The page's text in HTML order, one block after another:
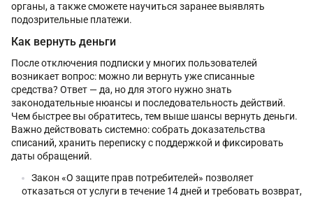
органы, а также сможете научиться заранее выявлять
подозрительные платежи.
Как вернуть деньги
После отключения подписки у многих пользователей
возникает вопрос: можно ли вернуть уже списанные
средства? Ответ — да, но для этого нужно знать
законодательные нюансы и последовательность действий.
Чем быстрее вы обратитесь, тем выше шансы вернуть деньги.
Важно действовать системно: собрать доказательства
списаний, хранить переписку с поддержкой и фиксировать
даты обращений.
Закон «О защите прав потребителей» позволяет
отказаться от услуги в течение 14 дней и требовать возврат,